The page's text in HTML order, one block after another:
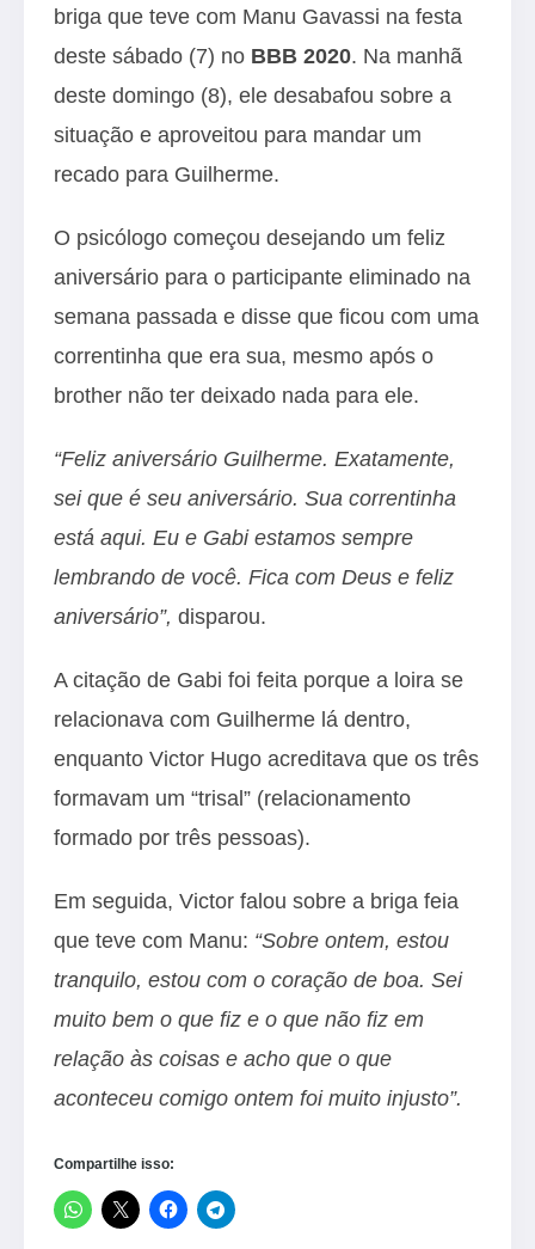
briga que teve com Manu Gavassi na festa
deste sábado (7) no BBB 2020. Na manhã
deste domingo (8), ele desabafou sobre a
situação e aproveitou para mandar um
recado para Guilherme.
O psicólogo começou desejando um feliz
aniversário para o participante eliminado na
semana passada e disse que ficou com uma
correntinha que era sua, mesmo após o
brother não ter deixado nada para ele.
“Feliz aniversário Guilherme. Exatamente,
sei que é seu aniversário. Sua correntinha
está aqui. Eu e Gabi estamos sempre
lembrando de você. Fica com Deus e feliz
aniversário”, disparou.
A citação de Gabi foi feita porque a loira se
relacionava com Guilherme lá dentro,
enquanto Victor Hugo acreditava que os três
formavam um “trisal” (relacionamento
formado por três pessoas).
Em seguida, Victor falou sobre a briga feia
que teve com Manu: “Sobre ontem, estou
tranquilo, estou com o coração de boa. Sei
muito bem o que fiz e o que não fiz em
relação às coisas e acho que o que
aconteceu comigo ontem foi muito injusto”.
Compartilhe isso: